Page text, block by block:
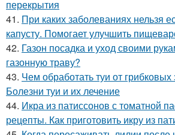
перекрытия
41. При каких заболеваниях нельзя
капусту. Помогает улучшить
42. Газон посадка и уход своими
газонную траву?
43. Чем обработать туи от
Болезни туи и их лечение
44. Икра из патиссонов с томатной
рецепты. Как приготовить икру из